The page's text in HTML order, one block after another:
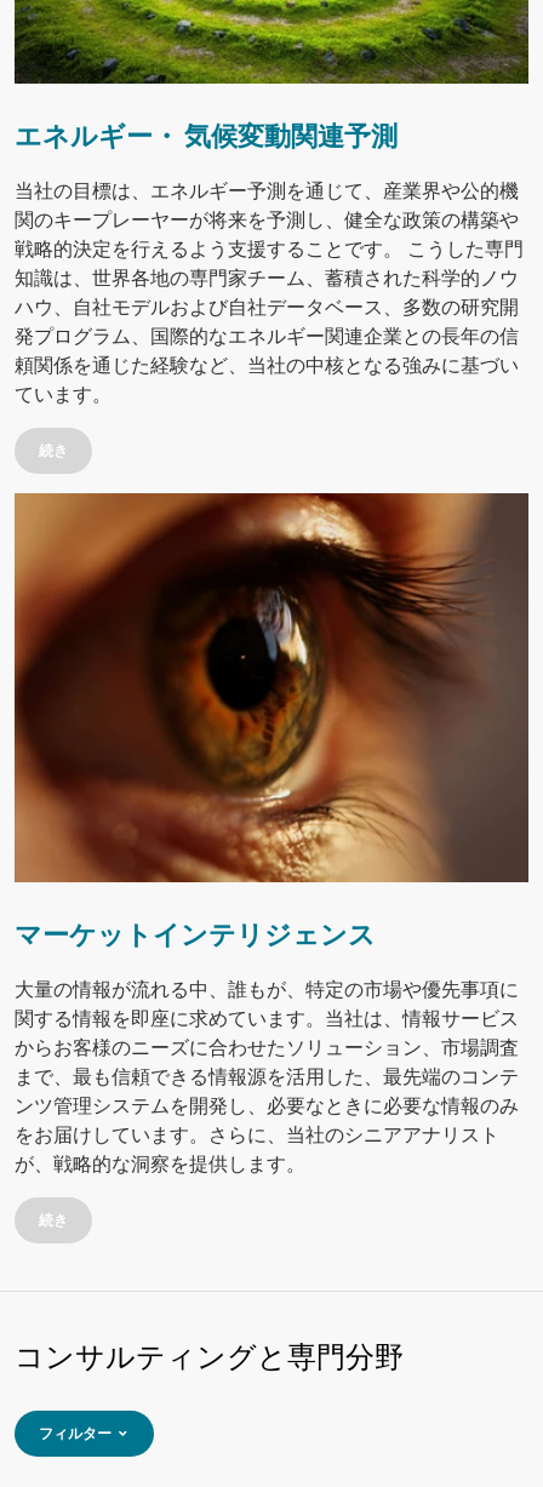
エネルギー・ 気候変動関連予測
当社の目標は、エネルギー予測を通じて、産業界や公的機
関のキープレーヤーが将来を予測し、健全な政策の構築や
戦略的決定を行えるよう支援することです。 こうした専門
知識は、世界各地の専門家チーム、蓄積された科学的ノウ
ハウ、自社モデルおよび自社データベース、多数の研究開
発プログラム、国際的なエネルギー関連企業との長年の信
頼関係を通じた経験など、当社の中核となる強みに基づい
ています。
続き
マーケットインテリジェンス
大量の情報が流れる中、誰もが、特定の市場や優先事項に
関する情報を即座に求めています。当社は、情報サービス
からお客様のニーズに合わせたソリューション、市場調査
まで、最も信頼できる情報源を活用した、最先端のコンテ
ンツ管理システムを開発し、必要なときに必要な情報のみ
をお届けしています。さらに、当社のシニアアナリスト
が、戦略的な洞察を提供します。
続き
コンサルティングと専門分野
フィルター